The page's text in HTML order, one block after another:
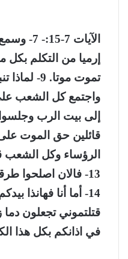
إرميا من التكلم
تموت
الرؤساء وكل الشعب
13- فالان اصلحوا
قتلتموني تجعلون
في اذانكم بكل هذا